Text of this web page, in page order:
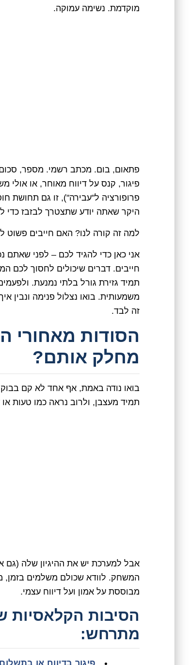
מוקדמת. נשימה עמוקה.
פתאום, בום. מכתב רשמי. מספר,
פיגור, קנס על דיווח מאוחר, או
פרופורציה ל"עבירה"), זו גם תחושת
היקר שאתה יודע שתצטרך לבזבז כדי
למה זה קורה לנו? האם חייבים
אני כאן כדי להגיד לכם – לפני
חייבים. דברים שיכולים לחסוך לכם
תמיד גזירת גורל בלתי נמנעת.
משמעותית. בואו נצלול פנימה ונבין
זה לבד.
הסודות
מחלק אותם?
בואו נודה באמת, אף אחד לא קם
תמיד מעצבן, ולרוב נראה כמו טעות או
אבל למערכת יש את ההיגיון שלה (גם
המשחק. לוודא שכולם משלמים בזמן,
מבוססת על אמון ועל דיווח עצמי.
הסיבות הקלאסיות
מתרחש: